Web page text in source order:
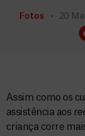
Fotos 20
Assim como os
assistência aos
criança corre